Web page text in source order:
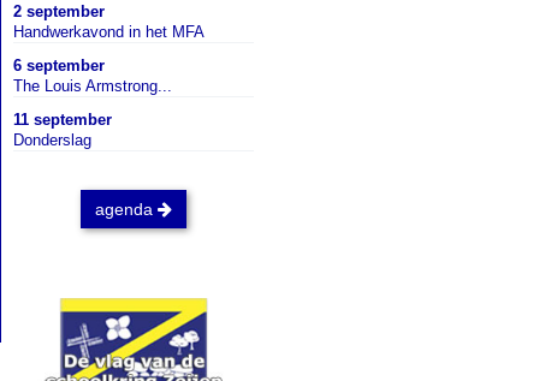
2 september
Handwerkavond in het MFA
6 september
The Louis Armstrong...
11 september
Donderslag
agenda